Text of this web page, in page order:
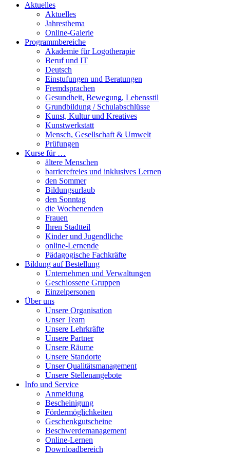
Aktuelles
Aktuelles
Jahresthema
Online-Galerie
Programmbereiche
Akademie für Logotherapie
Beruf und IT
Deutsch
Einstufungen und Beratungen
Fremdsprachen
Gesundheit, Bewegung, Lebensstil
Grundbildung / Schulabschlüsse
Kunst, Kultur und Kreatives
Kunstwerkstatt
Mensch, Gesellschaft & Umwelt
Prüfungen
Kurse für …
ältere Menschen
barrierefreies und inklusives Lernen
den Sommer
Bildungsurlaub
den Sonntag
die Wochenenden
Frauen
Ihren Stadtteil
Kinder und Jugendliche
online-Lernende
Pädagogische Fachkräfte
Bildung auf Bestellung
Unternehmen und Verwaltungen
Geschlossene Gruppen
Einzelpersonen
Über uns
Unsere Organisation
Unser Team
Unsere Lehrkräfte
Unsere Partner
Unsere Räume
Unsere Standorte
Unser Qualitätsmanagement
Unsere Stellenangebote
Info und Service
Anmeldung
Bescheinigung
Fördermöglichkeiten
Geschenkgutscheine
Beschwerdemanagement
Online-Lernen
Downloadbereich